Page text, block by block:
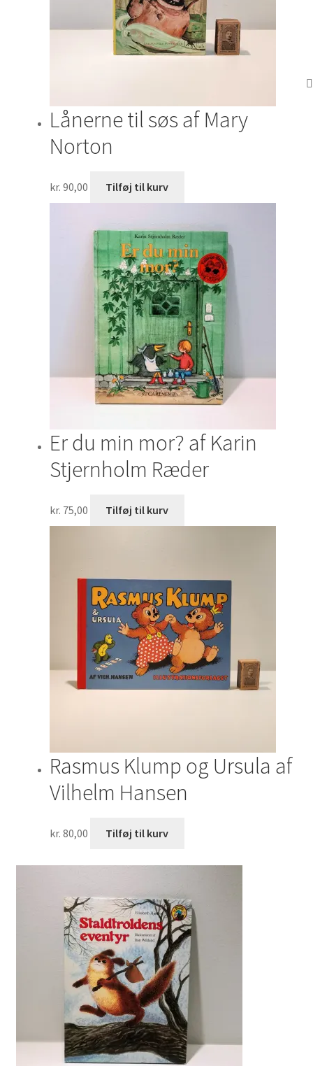
Lånerne til søs af Mary
Norton
kr. 90,00 Tilføj til kurv
Er du min mor? af Karin
Stjernholm Ræder
kr. 75,00 Tilføj til kurv
Rasmus Klump og Ursula af
Vilhelm Hansen
kr. 80,00 Tilføj til kurv